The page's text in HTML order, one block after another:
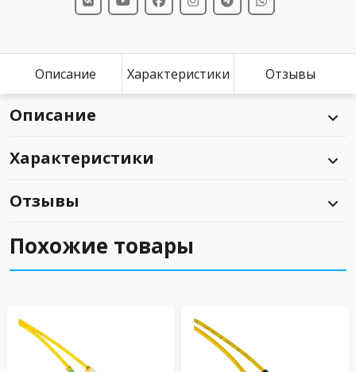
Описание Характеристики Отзывы
Описание
Характеристики
Отзывы
Похожие товары